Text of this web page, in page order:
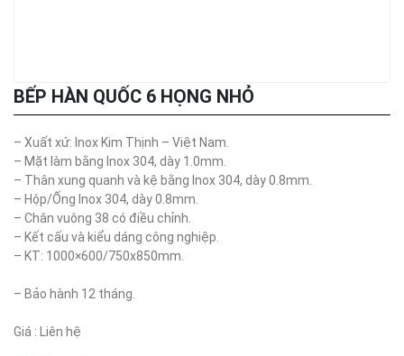
BẾP HÀN QUỐC 6 HỌNG NHỎ
– Xuất xứ: Inox Kim Thịnh – Việt Nam.
– Mặt làm bằng Inox 304, dày 1.0mm.
– Thân xung quanh và kệ bằng Inox 304, dày 0.8mm.
– Hộp/Ống Inox 304, dày 0.8mm.
– Chân vuông 38 có điều chỉnh.
– Kết cấu và kiểu dáng công nghiệp.
– KT: 1000×600/750x850mm.
– Bảo hành 12 tháng.
Giá : Liên hệ